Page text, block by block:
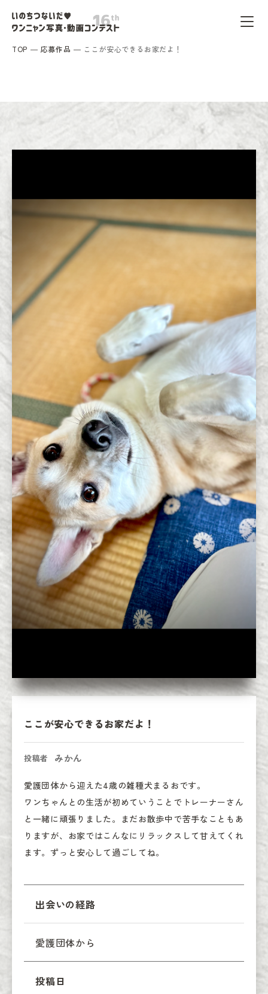
TOP 応募作品 ここが安心できるお家だよ！
ここが安心できるお家だよ！
投稿者 みかん
愛護団体から迎えた4歳の雑種犬まるおです。
ワンちゃんとの生活が初めていうことでトレーナーさん
と一緒に頑張りました。まだお散歩中で苦手なこともあ
りますが、お家ではこんなにリラックスして甘えてくれ
ます。ずっと安心して過ごしてね。
出会いの経路
愛護団体から
投稿日